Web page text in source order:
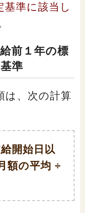
基準に該当し
前１年の標
準
は、次の計算
開始日以
額の平均 ÷